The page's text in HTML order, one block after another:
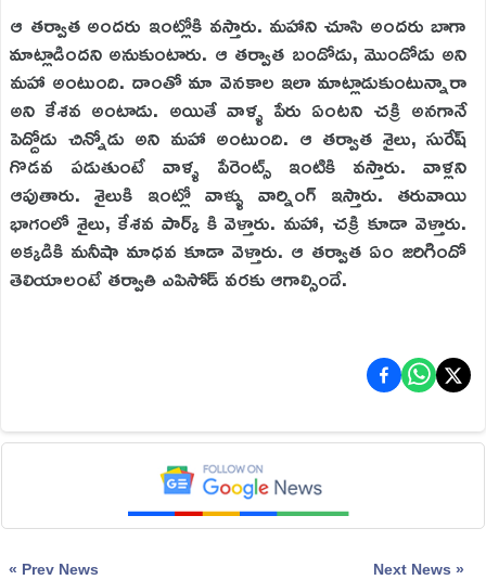
ఆ తర్వాత అందరు ఇంట్లోకి వస్తారు. మహాని చూసి అందరు బాగా
మాట్లాడిందని అనుకుంటారు. ఆ తర్వాత బండోడు, మొండోడు అని
మహా అంటుంది. దాంతో మా వెనకాల ఇలా మాట్లాడుకుంటున్నారా
అని కేశవ అంటాడు. అయితే వాళ్ళ పేరు ఏంటని చక్రి అనగానే
పెద్దోడు చిన్నోడు అని మహా అంటుంది. ఆ తర్వాత శైలు, సురేష్
గొడవ పడుతుంటే వాళ్ళ పేరెంట్స్ ఇంటికి వస్తారు. వాళ్లని
ఆపుతారు. శైలుకి ఇంట్లో వాళ్ళు వార్నింగ్ ఇస్తారు. తరువాయి
భాగంలో శైలు, కేశవ పార్క్ కి వెళ్తారు. మహా, చక్రి కూడా వెళ్తారు.
అక్కడికి మనీషా మాధవ కూడా వెళ్తారు. ఆ తర్వాత ఏం జరిగిందో
తెలియాలంటే తర్వాతి ఎపిసోడ్ వరకు ఆగాల్సిందే.
« Prev News Next News »